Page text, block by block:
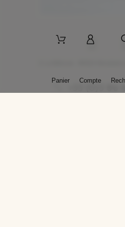
+33 (0)3 86
Panier Compte